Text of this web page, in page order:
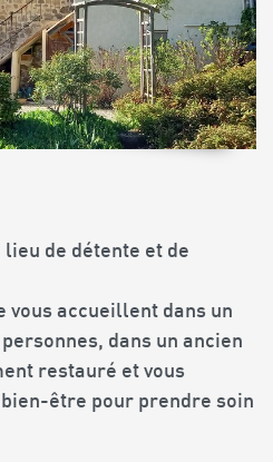
de détente et de
vous accueillent dans un
dans un ancien
restauré et vous
être pour prendre soin